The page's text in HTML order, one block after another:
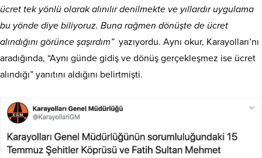
ücret tek yönlü olarak alınılır denilmekte ve yıllardır uygulama
bu yönde diye biliyoruz. Buna rağmen dönüşte de ücret
alındığını görünce şaşırdım”yazıyordu. Aynı okur, Karayolları’nı
aradığında, “Aynı günde gidiş ve dönüş gerçekleşmez ise ücret
alındığı” yanıtını aldığını belirtmişti.